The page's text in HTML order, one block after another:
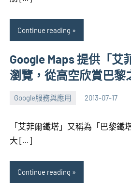
Continue reading
Google Maps 提供「艾
瀏覽，從高空欣賞巴黎
Google服務與應用 2013-07-17
芋「艾菲爾鐵塔」又稱為「巴黎鐵
大 […]
Continue reading